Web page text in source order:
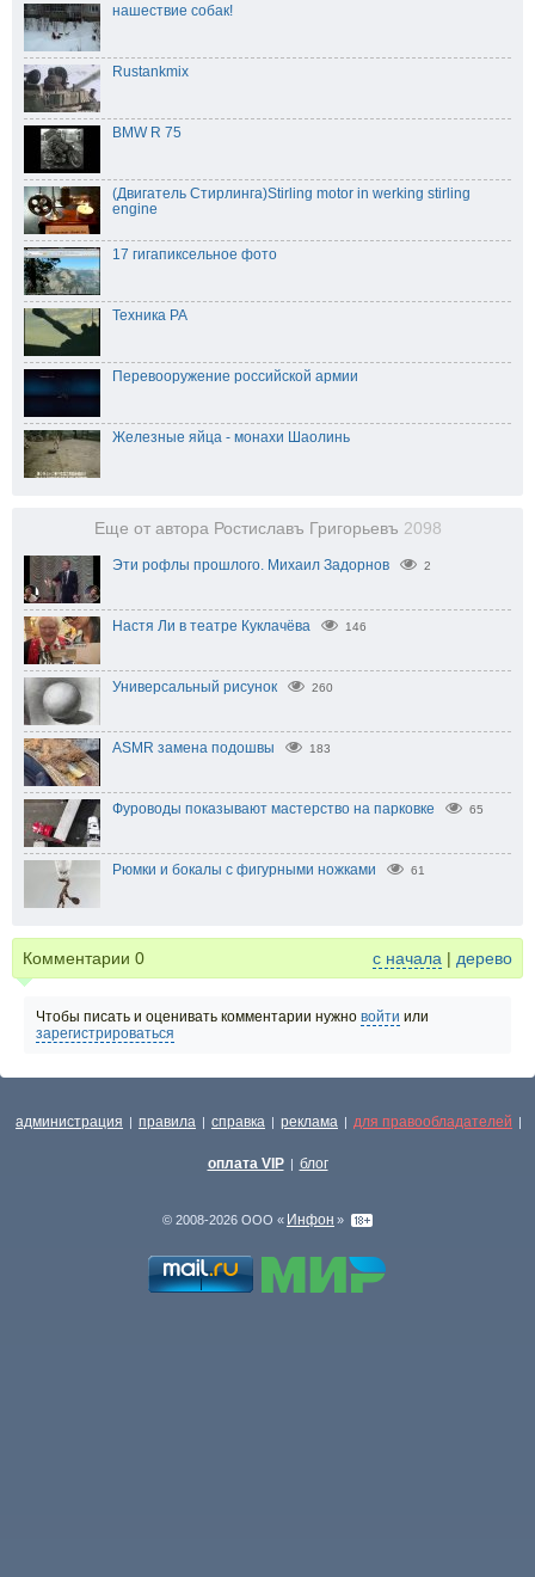
нашествие собак!
Rustankmix
BMW R 75
(Двигатель Стирлинга)Stirling motor in werking stirling
engine
17 гигапиксельное фото
Техника РА
Перевооружение российской армии
Железные яйца - монахи Шаолинь
Еще от автора Ростиславъ Григорьевъ 2098
Эти рофлы прошлого. Михаил Задорнов 2
Настя Ли в театре Куклачёва 146
Универсальный рисунок 260
ASMR замена подошвы 183
Фуроводы показывают мастерство на парковке 65
Рюмки и бокалы с фигурными ножками 61
Комментарии 0 с начала | дерево
Чтобы писать и оценивать комментарии нужно войти или
зарегистрироваться
администрация | правила | справка | реклама | для правообладателей |
оплата VIP | блог
© 2008-2026 ООО « Инфон »